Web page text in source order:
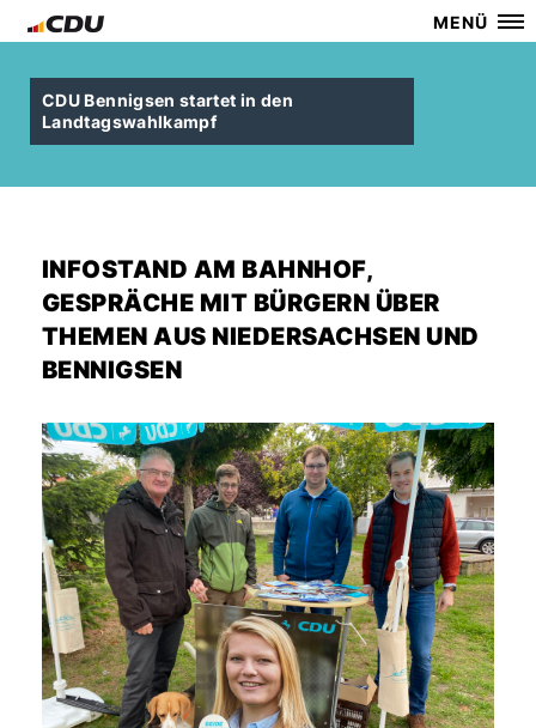
MENÜ
CDU Bennigsen startet in den
Landtagswahlkampf
INFOSTAND AM BAHNHOF,
GESPRÄCHE MIT BÜRGERN ÜBER
THEMEN AUS NIEDERSACHSEN UND
BENNIGSEN